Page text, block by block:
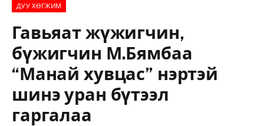
ДУУ ХӨГЖИМ
Гавьяат жүжигчин,
бүжигчин М.Бямбаа
“Манай хувцас” нэртэй
шинэ уран бүтээл
гаргалаа